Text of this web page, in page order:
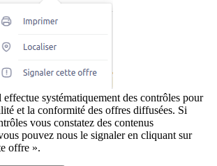
systématiquement des contrôles pour
et la conformité des offres diffusées. Si
vous constatez des contenus
pouvez nous le signaler en cliquant sur
offre ».